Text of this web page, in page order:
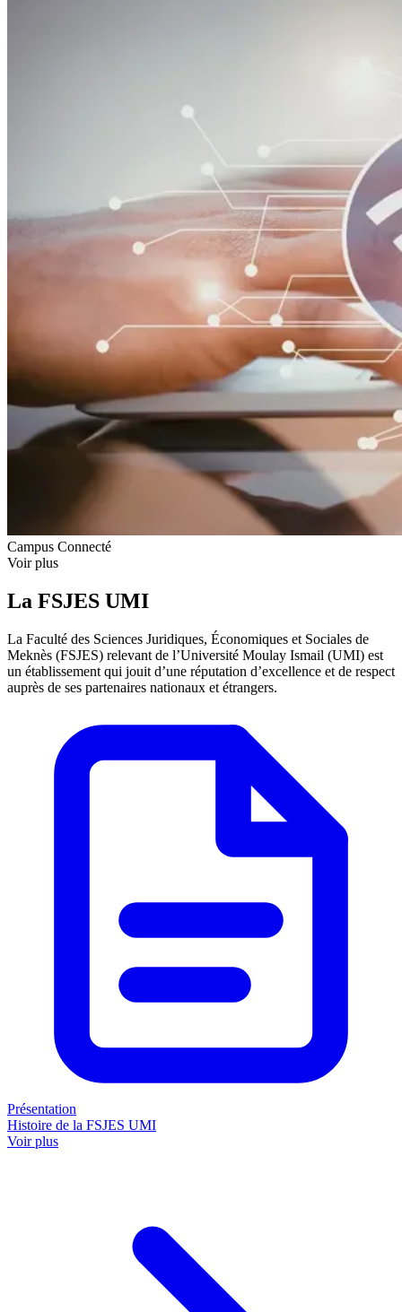
Campus Connecté
Voir plus
La FSJES UMI
La Faculté des Sciences Juridiques, Économiques et Sociales de
Meknès (FSJES) relevant de l’Université Moulay Ismail (UMI) est
un établissement qui jouit d’une réputation d’excellence et de respect
auprès de ses partenaires nationaux et étrangers.
Présentation
Histoire de la FSJES UMI
Voir plus